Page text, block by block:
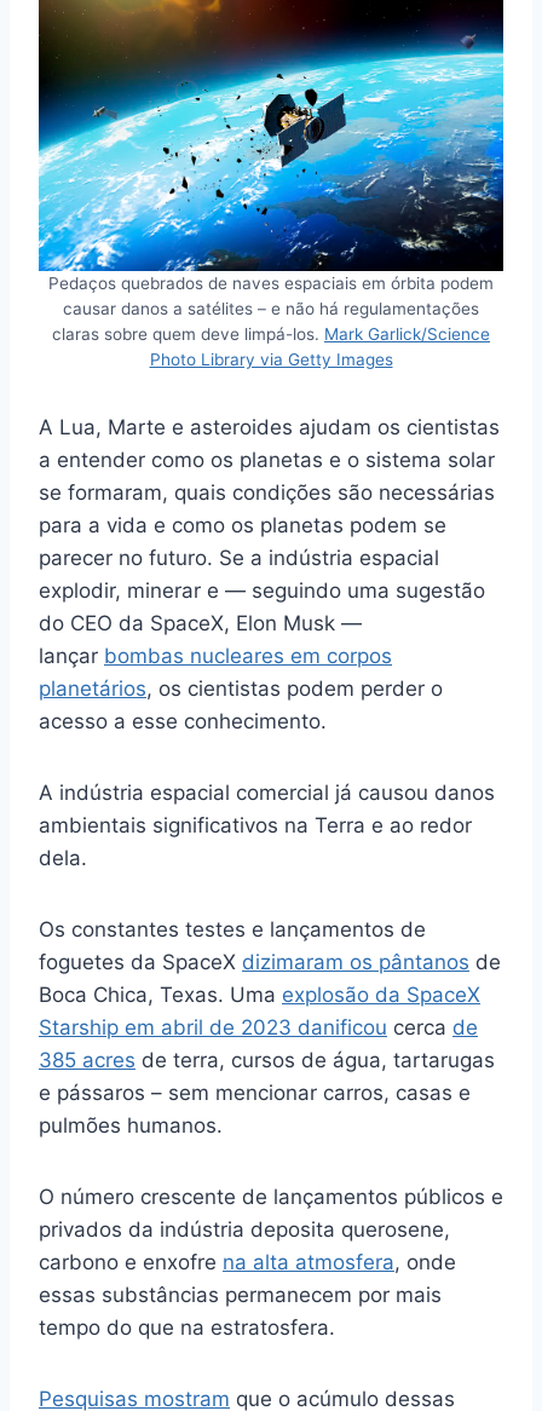
Pedaços quebrados de naves espaciais em órbita podem
causar danos a satélites – e não há regulamentações
claras sobre quem deve limpá-los. Mark Garlick/Science
Photo Library via Getty Images
A Lua, Marte e asteroides ajudam os cientistas
a entender como os planetas e o sistema solar
se formaram, quais condições são necessárias
para a vida e como os planetas podem se
parecer no futuro. Se a indústria espacial
explodir, minerar e — seguindo uma sugestão
do CEO da SpaceX, Elon Musk —
lançar bombas nucleares em corpos
planetários, os cientistas podem perder o
acesso a esse conhecimento.
A indústria espacial comercial já causou danos
ambientais significativos na Terra e ao redor
dela.
Os constantes testes e lançamentos de
foguetes da SpaceX dizimaram os pântanos de
Boca Chica, Texas. Uma explosão da SpaceX
Starship em abril de 2023 danificou cerca de
385 acres de terra, cursos de água, tartarugas
e pássaros – sem mencionar carros, casas e
pulmões humanos.
O número crescente de lançamentos públicos e
privados da indústria deposita querosene,
carbono e enxofre na alta atmosfera, onde
essas substâncias permanecem por mais
tempo do que na estratosfera.
Pesquisas mostram que o acúmulo dessas